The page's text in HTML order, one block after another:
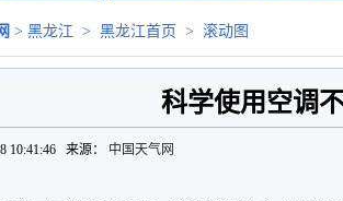
> 黑龙江 > 黑龙江首页 > 滚动图
科学使用空调
10:41:46 来源： 中国天气网